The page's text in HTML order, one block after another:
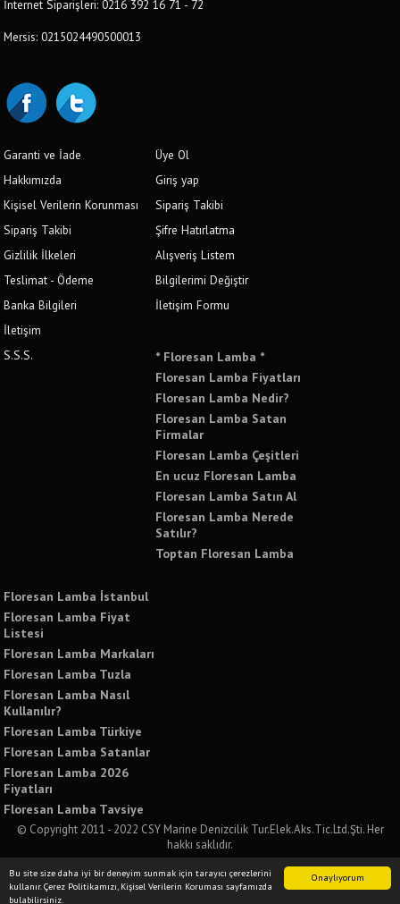
Onaylıyorum
Bu site size daha iyi bir deneyim sunmak için tarayıcı çerezlerini
kullanır. Çerez Politikamızı, Kişisel Verilerin Koruması sayfamızda
bulabilirsiniz.
İnternet Siparişleri: 0216 392 16 71 - 72
Mersis: 0215024490500013
Garanti ve İade
Hakkımızda
Kişisel Verilerin Korunması
Sipariş Takibi
Gizlilik İlkeleri
Teslimat - Ödeme
Banka Bilgileri
İletişim
S.S.S.
Üye Ol
Giriş yap
Sipariş Takibi
Şifre Hatırlatma
Alışveriş Listem
Bilgilerimi Değiştir
İletişim Formu
* Floresan Lamba *
Floresan Lamba Fiyatları
Floresan Lamba Nedir?
Floresan Lamba Satan
Firmalar
Floresan Lamba Çeşitleri
En ucuz Floresan Lamba
Floresan Lamba Satın Al
Floresan Lamba Nerede
Satılır?
Toptan Floresan Lamba
Floresan Lamba İstanbul
Floresan Lamba Fiyat
Listesi
Floresan Lamba Markaları
Floresan Lamba Tuzla
Floresan Lamba Nasıl
Kullanılır?
Floresan Lamba Türkiye
Floresan Lamba Satanlar
Floresan Lamba 2026
Fiyatları
Floresan Lamba Tavsiye
© Copyright 2011 - 2022 CSY Marine Denizcilik Tur.Elek.Aks.Tic.Ltd.Şti. Her
hakkı saklıdır.
Bu sitede yer alan tüm yazılı ve görsel içeriklerin izinsiz kullanımı ve paylaşımı
kesinlikle yasaktır. İzinsiz kullanımda tüm yasal sorumluluğu kabul etmiş
sayılırsınız.